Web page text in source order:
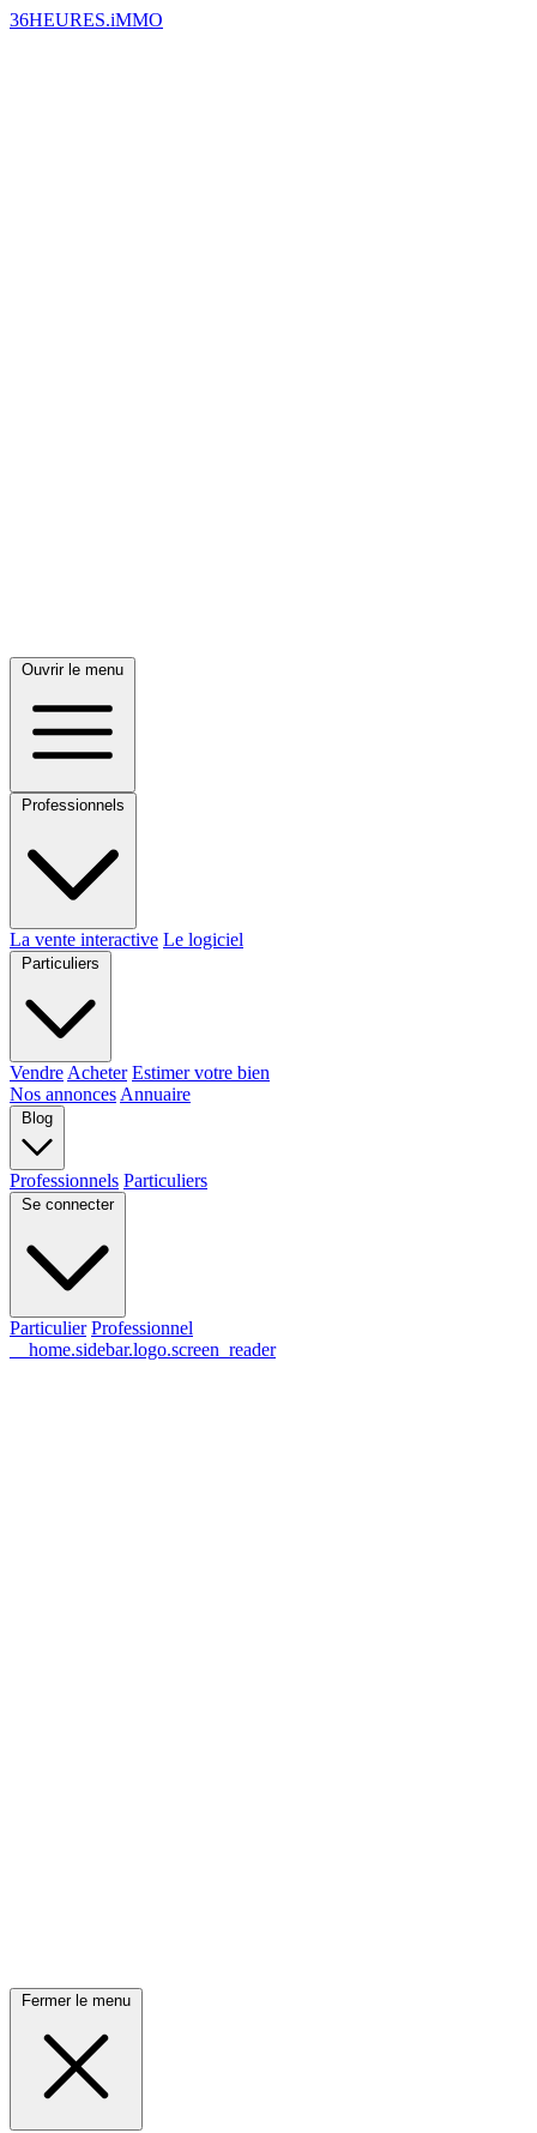
36HEURES.iMMO
Ouvrir le menu
Professionnels
La vente interactive Le logiciel
Particuliers
Vendre Acheter Estimer votre bien
Nos annonces Annuaire
Blog
Professionnels Particuliers
Se connecter
Particulier Professionnel
__home.sidebar.logo.screen_reader
Fermer le menu